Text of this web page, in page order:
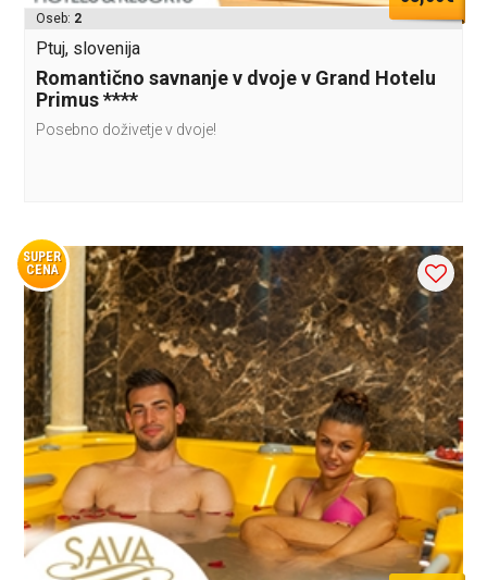
Oseb: 2
Ptuj, slovenija
Romantično savnanje v dvoje v Grand Hotelu
Primus ****
Posebno doživetje v dvoje!
SUPER
CENA